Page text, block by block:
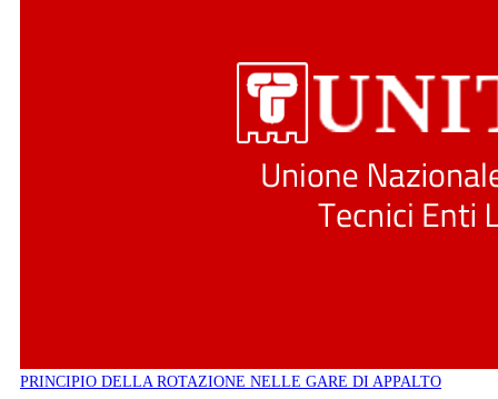
PRINCIPIO DELLA ROTAZIONE NELLE GARE DI APPALTO